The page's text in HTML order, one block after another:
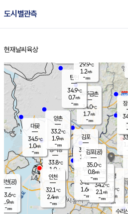
도시별관측
홈
현재날씨 육상
의도
경서동
33.8℃
1.0m/s
-mm
파주금촌
34.0℃
1.7m/s
-mm
대곶
34.5℃
1.0m/s
-mm
탄현
34.9℃
0.7m/s
-mm
김포
33.7℃
1.4 m/s
mm
광명
34.8 ℃
1.3 m/s
-mm
부천
34.2℃
1.6m/s
-mm
양촌
33.2℃
1.9m/s
-mm
구로
34.2℃
2.1 m/s
-mm
-
수리
-
-
인천(공)
33.6℃
1.9m/s
-mm
김포(공)
35.0℃
0.8m/s
-mm
인천
32.1℃
2.4m/s
-mm
29.9℃
1.2m/s
-mm